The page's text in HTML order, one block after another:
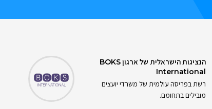
הנציגות הישראלית של ארגוןBOKS
International
רשת בפריסה עולמית של משרדי יועצים
מובילים בתחומם.